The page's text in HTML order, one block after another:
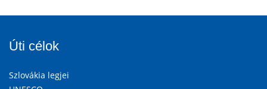
Úti célok
Szlovákia legjei